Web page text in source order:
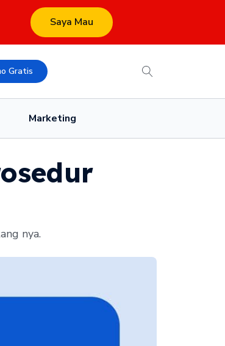
Saya Mau
Gratis
Marketing
nya.